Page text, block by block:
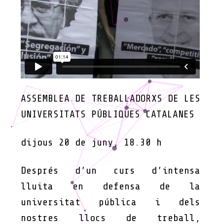
ASSEMBLEA DE TREBALLADORXS DE LES
UNIVERSITATS PÚBLIQUES CATALANES
dijous 20 de juny, 18.30 h
Després d’un curs d’intensa
lluita en defensa de la
universitat pública i dels
nostres llocs de treball,